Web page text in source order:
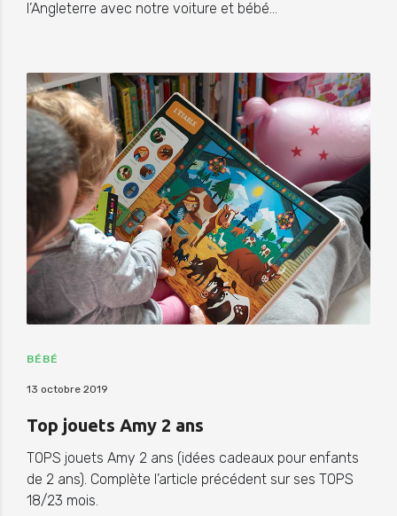
l’Angleterre avec notre voiture et bébé…
BÉBÉ
13 octobre 2019
Top jouets Amy 2 ans
TOPS jouets Amy 2 ans (idées cadeaux pour enfants
de 2 ans). Complète l’article précédent sur ses TOPS
18/23 mois.